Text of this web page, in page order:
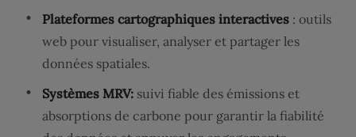
Plateformes cartographiques interactives : outils
web pour visualiser, analyser et partager les
données spatiales.
Systèmes MRV: suivi fiable des émissions et
absorptions de carbone pour garantir la fiabilité